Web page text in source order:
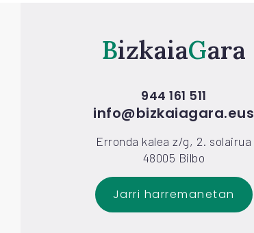
Bizkaia Gara
944 161 511
info@bizkaiagara.eus
Erronda kalea z/g, 2. solairua
48005 Bilbo
Jarri harremanetan